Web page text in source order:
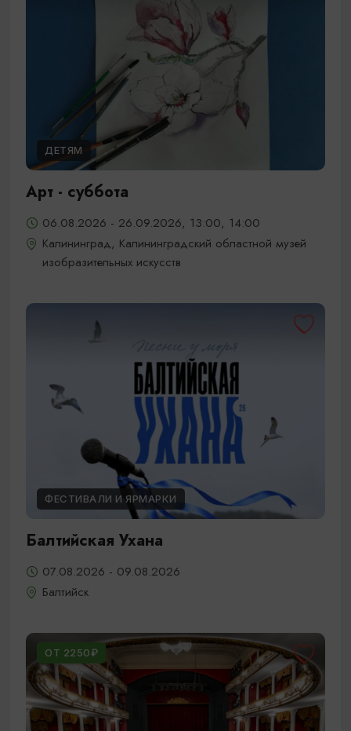
ДЕТЯМ
Арт - суббота
06.08.2026 - 26.09.2026, 13:00, 14:00
Калининград, Калининградский областной музей
изобразительных искусств
ФЕСТИВАЛИ И ЯРМАРКИ
Балтийская Ухана
07.08.2026 - 09.08.2026
Балтийск
ОТ 2250₽